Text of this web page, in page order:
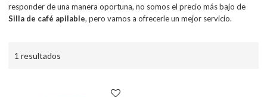
responder de una manera oportuna, no somos el precio más bajo de
Silla de café apilable, pero vamos a ofrecerle un mejor servicio.
1 resultados